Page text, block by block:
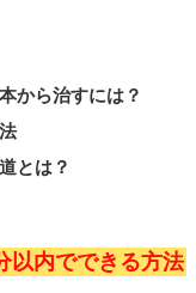
から治すには？
とは？
以内でできる方法